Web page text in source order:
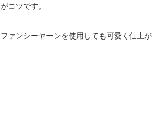
がコツです。
ファンシーヤーンを使用しても可愛く仕上